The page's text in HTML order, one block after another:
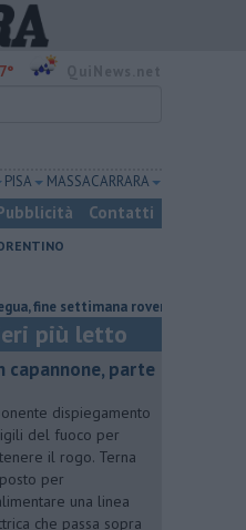
PISA MASSA CARRARA
Contatti
rovente Per captare
più letto
capannone, parte
dispiegamento
del fuoco per
il rogo. Terna
per
una linea
che passa sopra